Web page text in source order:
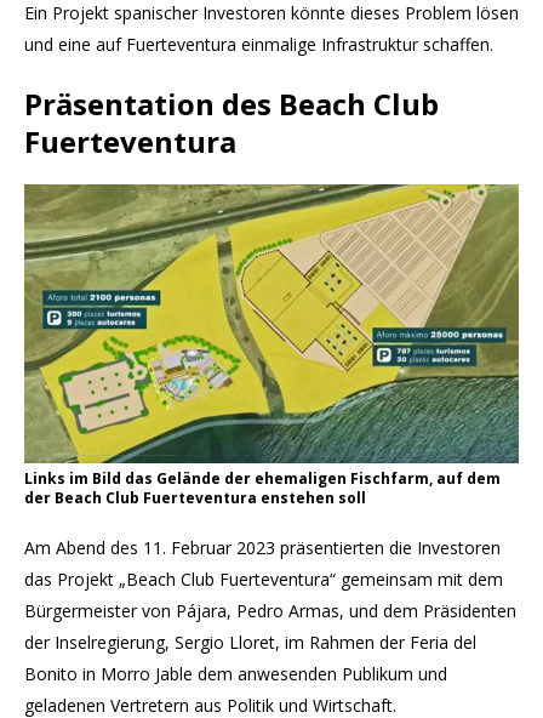
Ein Projekt spanischer Investoren könnte dieses Problem lösen
und eine auf Fuerteventura einmalige Infrastruktur schaffen.
Präsentation des Beach Club
Fuerteventura
Links im Bild das Gelände der ehemaligen Fischfarm, auf dem
der Beach Club Fuerteventura enstehen soll
Am Abend des 11. Februar 2023 präsentierten die Investoren
das Projekt „Beach Club Fuerteventura“ gemeinsam mit dem
Bürgermeister von Pájara, Pedro Armas, und dem Präsidenten
der Inselregierung, Sergio Lloret, im Rahmen der Feria del
Bonito in Morro Jable dem anwesenden Publikum und
geladenen Vertretern aus Politik und Wirtschaft.